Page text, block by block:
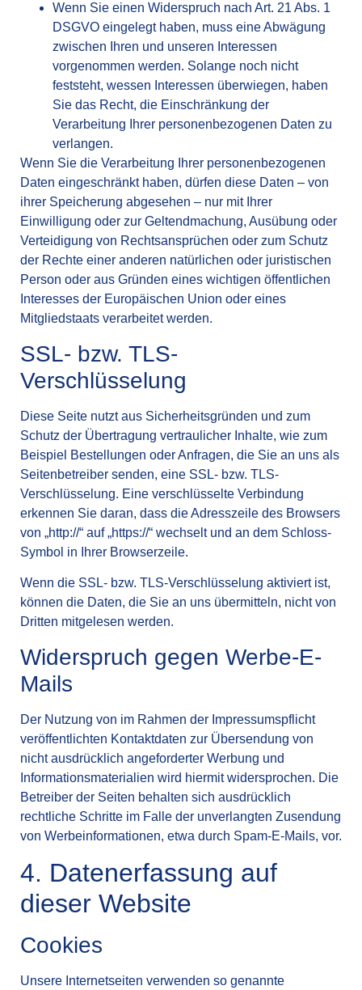
Wenn Sie einen Widerspruch nach Art. 21 Abs. 1
DSGVO eingelegt haben, muss eine Abwägung
zwischen Ihren und unseren Interessen
vorgenommen werden. Solange noch nicht
feststeht, wessen Interessen überwiegen, haben
Sie das Recht, die Einschränkung der
Verarbeitung Ihrer personenbezogenen Daten zu
verlangen.
Wenn Sie die Verarbeitung Ihrer personenbezogenen
Daten eingeschränkt haben, dürfen diese Daten – von
ihrer Speicherung abgesehen – nur mit Ihrer
Einwilligung oder zur Geltendmachung, Ausübung oder
Verteidigung von Rechtsansprüchen oder zum Schutz
der Rechte einer anderen natürlichen oder juristischen
Person oder aus Gründen eines wichtigen öffentlichen
Interesses der Europäischen Union oder eines
Mitgliedstaats verarbeitet werden.
SSL- bzw. TLS-
Verschlüsselung
Diese Seite nutzt aus Sicherheitsgründen und zum
Schutz der Übertragung vertraulicher Inhalte, wie zum
Beispiel Bestellungen oder Anfragen, die Sie an uns als
Seitenbetreiber senden, eine SSL- bzw. TLS-
Verschlüsselung. Eine verschlüsselte Verbindung
erkennen Sie daran, dass die Adresszeile des Browsers
von „http://“ auf „https://“ wechselt und an dem Schloss-
Symbol in Ihrer Browserzeile.
Wenn die SSL- bzw. TLS-Verschlüsselung aktiviert ist,
können die Daten, die Sie an uns übermitteln, nicht von
Dritten mitgelesen werden.
Widerspruch gegen Werbe-E-
Mails
Der Nutzung von im Rahmen der Impressumspflicht
veröffentlichten Kontaktdaten zur Übersendung von
nicht ausdrücklich angeforderter Werbung und
Informationsmaterialien wird hiermit widersprochen. Die
Betreiber der Seiten behalten sich ausdrücklich
rechtliche Schritte im Falle der unverlangten Zusendung
von Werbeinformationen, etwa durch Spam-E-Mails, vor.
4. Datenerfassung auf
dieser Website
Cookies
Unsere Internetseiten verwenden so genannte